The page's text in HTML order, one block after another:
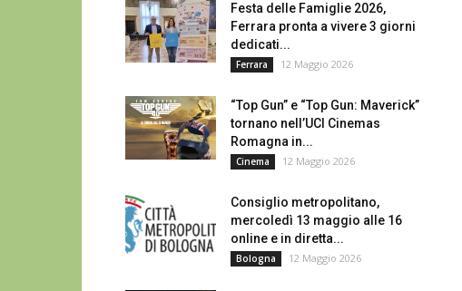
Festa delle Famiglie 2026,
Ferrara pronta a vivere 3 giorni
dedicati...
Ferrara 12 Maggio 2026
“Top Gun” e “Top Gun: Maverick”
tornano nell’UCI Cinemas
Romagna in...
Cinema 12 Maggio 2026
Consiglio metropolitano,
mercoledì 13 maggio alle 16
online e in diretta...
Bologna 12 Maggio 2026